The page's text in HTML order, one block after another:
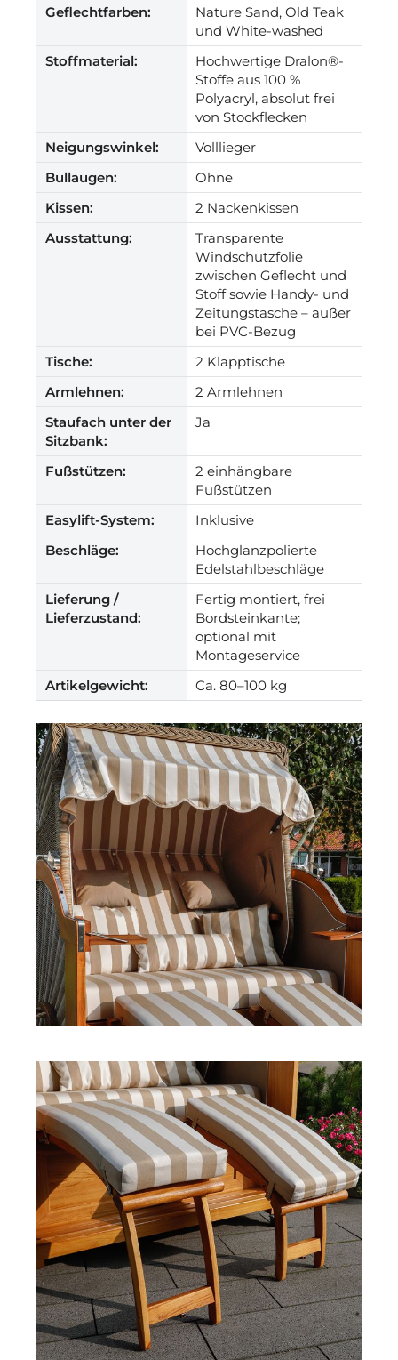
Geflechtfarben:
Nature Sand, Old Teak
und White-washed
Stoffmaterial:
Hochwertige Dralon®-
Stoffe aus 100 %
Polyacryl, absolut frei
von Stockflecken
Neigungswinkel:
Volllieger
Bullaugen:
Ohne
Kissen:
2 Nackenkissen
Ausstattung:
Transparente
Windschutzfolie
zwischen Geflecht und
Stoff sowie Handy- und
Zeitungstasche – außer
bei PVC-Bezug
Tische:
2 Klapptische
Armlehnen:
2 Armlehnen
Staufach unter der
Sitzbank:
Ja
Fußstützen:
2 einhängbare
Fußstützen
Easylift-System:
Inklusive
Beschläge:
Hochglanzpolierte
Edelstahlbeschläge
Lieferung /
Lieferzustand:
Fertig montiert, frei
Bordsteinkante;
optional mit
Montageservice
Artikelgewicht:
Ca. 80–100 kg